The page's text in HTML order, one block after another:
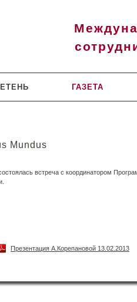
ГАЗЕТА
Mundus
встреча с координатором
Презентация А.Корепановой 13.02.2013